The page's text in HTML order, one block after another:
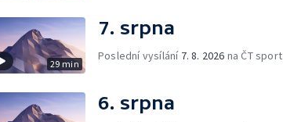
29 min
7. srpna
Poslední vysílání 7. 8. 2026 na ČT sport
6. srpna